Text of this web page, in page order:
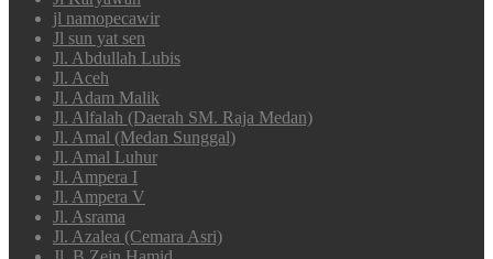
jl namopecawir
Jl sun yat sen
Jl. Abdullah Lubis
Jl. Aceh
Jl. Adam Malik
Jl. Alfalah (Daerah SM. Raja Medan)
Jl. Amal (Medan Sunggal)
Jl. Amal Luhur
Jl. Ampera I
Jl. Ampera V
Jl. Asrama
Jl. Azalea (Cemara Asri)